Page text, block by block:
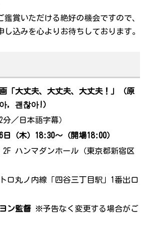
鑑賞いただける絶好の機会ですので、
し込みを心よりお待ちしております。
「大丈夫、大丈夫、大丈夫！」（原
, 괜찮아!）
分／日本語字幕）
日（木）18:30～（開場18:00）
ハンマダンホール（東京都新宿区
ロ丸ノ内線「四谷三丁目駅」1番出口
ン監督※予告なく変更する場合がご